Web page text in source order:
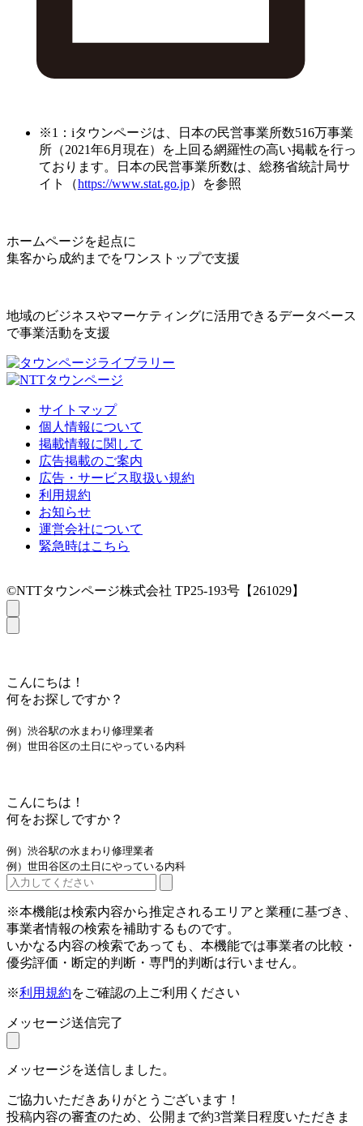
※1：iタウンページは、日本の民営事業所数516万事業
所（2021年6月現在）を上回る網羅性の高い掲載を行っ
ております。日本の民営事業所数は、総務省統計局サ
イト（https://www.stat.go.jp）を参照
ホームページを起点に
集客から成約までをワンストップで支援
地域のビジネスやマーケティングに活用できるデータベース
で事業活動を支援
サイトマップ
個人情報について
掲載情報に関して
広告掲載のご案内
広告・サービス取扱い規約
利用規約
お知らせ
運営会社について
緊急時はこちら
©NTTタウンページ株式会社 TP25-193号【261029】
こんにちは！
何をお探しですか？
例）渋谷駅の水まわり修理業者
例）世田谷区の土日にやっている内科
こんにちは！
何をお探しですか？
例）渋谷駅の水まわり修理業者
例）世田谷区の土日にやっている内科
※本機能は検索内容から推定されるエリアと業種に基づき、
事業者情報の検索を補助するものです。
いかなる内容の検索であっても、本機能では事業者の比較・
優劣評価・断定的判断・専門的判断は行いません。
※利用規約をご確認の上ご利用ください
メッセージ送信完了
メッセージを送信しました。
ご協力いただきありがとうございます！
投稿内容の審査のため、公開まで約3営業日程度いただきま